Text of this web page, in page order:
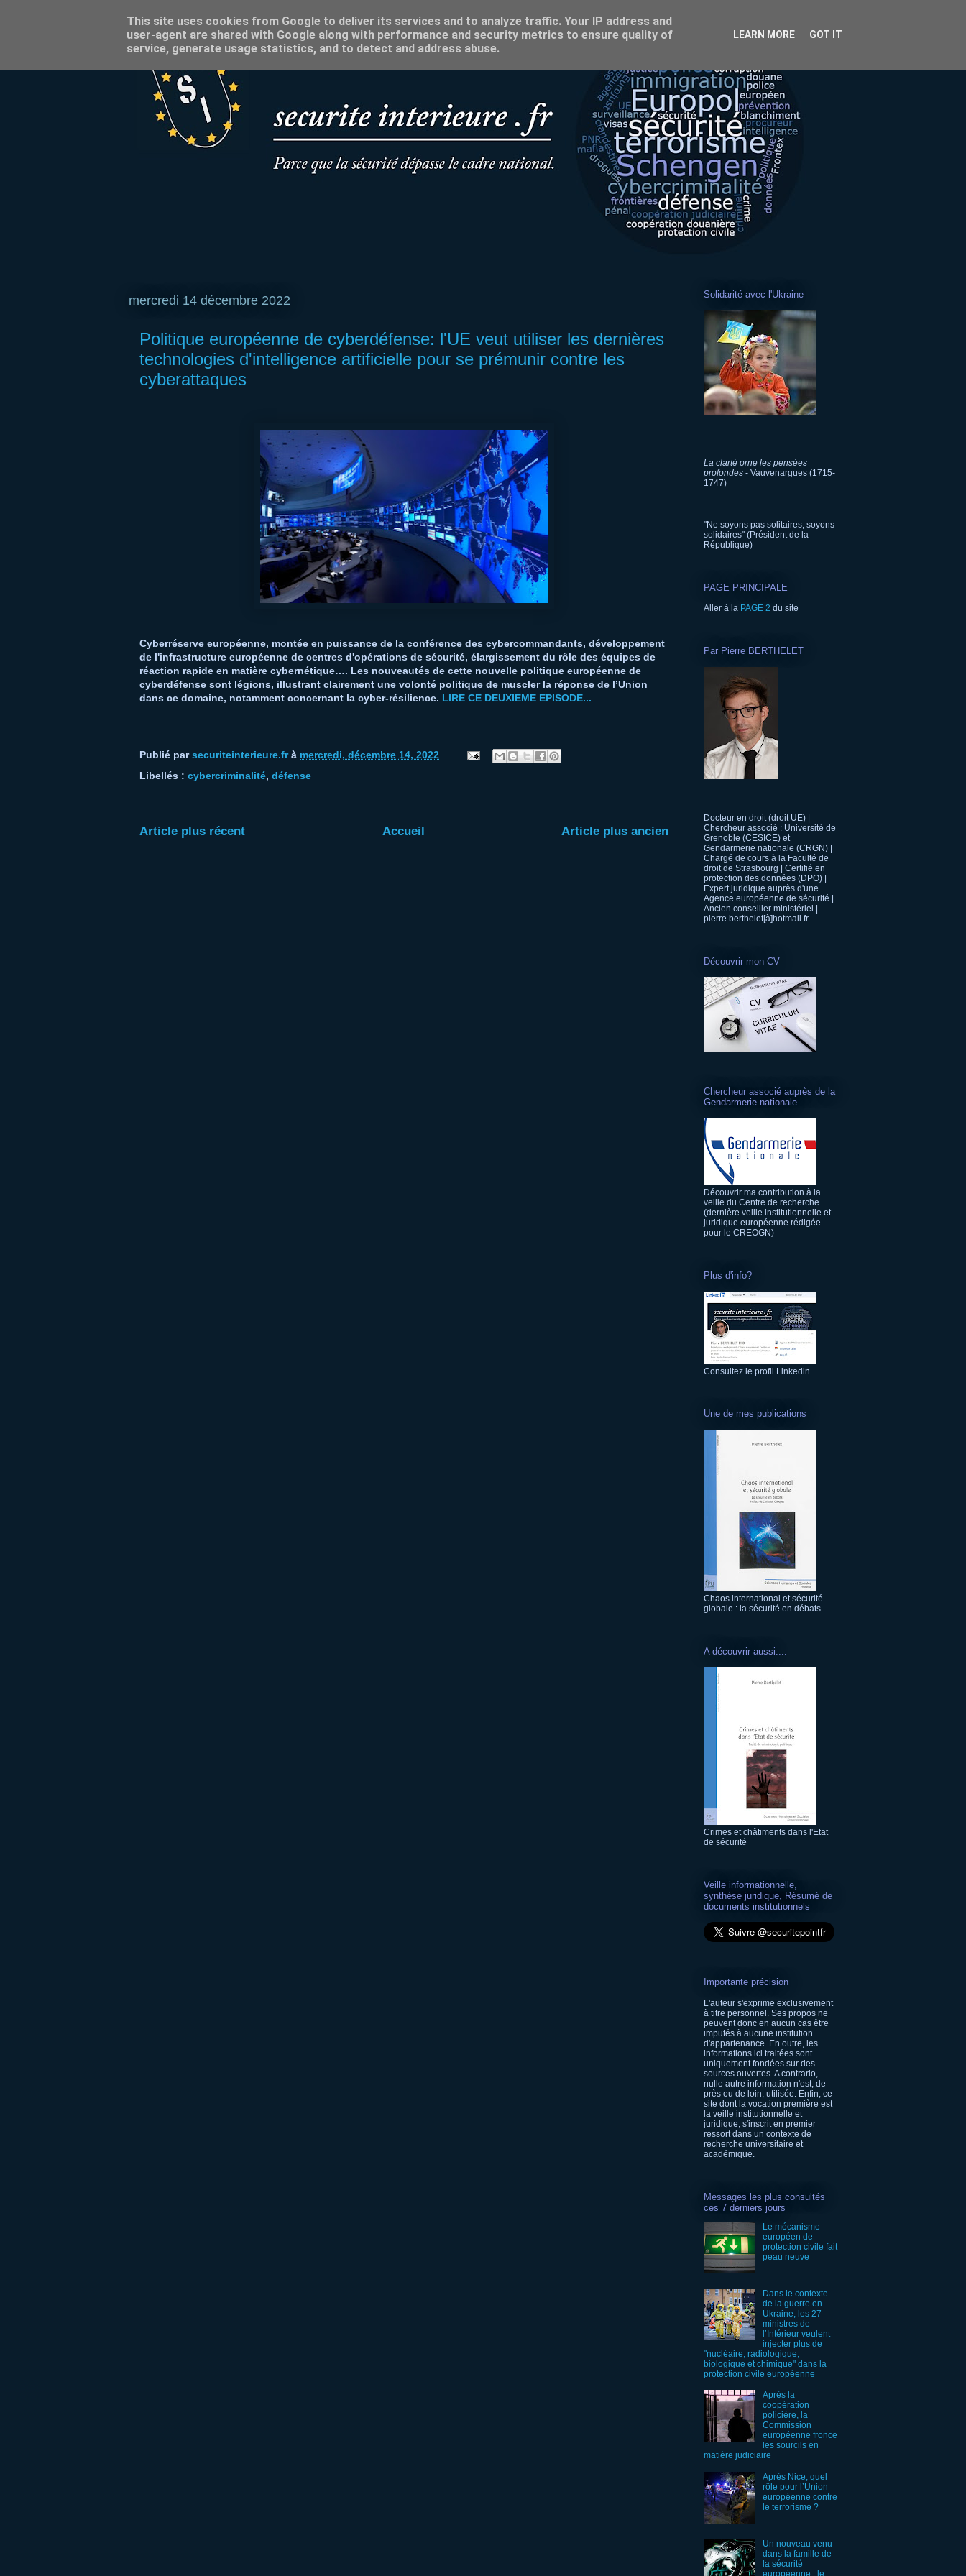
mercredi 14 décembre 2022
Politique européenne de cyberdéfense: l'UE veut utiliser les dernières
technologies d'intelligence artificielle pour se prémunir contre les
cyberattaques
Cyberréserve européenne, montée en puissance de la conférence des cybercommandants, développement
de l'infrastructure européenne de centres d'opérations de sécurité, élargissement du rôle des équipes de
réaction rapide en matière cybernétique…. Les nouveautés de cette nouvelle politique européenne de
cyberdéfense sont légions, illustrant clairement une volonté politique de muscler la réponse de l’Union
dans ce domaine, notamment concernant la cyber-résilience. LIRE CE DEUXIEME EPISODE...
Publié parsecuriteinterieure.fr à mercredi, décembre 14, 2022
Libellés : cybercriminalité, défense
Article plus récent Article plus ancien
Accueil
Solidarité avec l'Ukraine
La clarté orne les pensées
profondes - Vauvenargues (1715-
1747)
"Ne soyons pas solitaires, soyons
solidaires" (Président de la
République)
PAGE PRINCIPALE
Aller à la PAGE 2 du site
Par Pierre BERTHELET
Docteur en droit (droit UE) |
Chercheur associé : Université de
Grenoble (CESICE) et
Gendarmerie nationale (CRGN) |
Chargé de cours à la Faculté de
droit de Strasbourg | Certifié en
protection des données (DPO) |
Expert juridique auprès d'une
Agence européenne de sécurité |
Ancien conseiller ministériel |
pierre.berthelet[à]hotmail.fr
Découvrir mon CV
Chercheur associé auprès de la
Gendarmerie nationale
Découvrir ma contribution à la
veille du Centre de recherche
(dernière veille institutionnelle et
juridique européenne rédigée
pour le CREOGN)
Plus d'info?
Consultez le profil Linkedin
Une de mes publications
Chaos international et sécurité
globale : la sécurité en débats
A découvrir aussi....
Crimes et châtiments dans l'Etat
de sécurité
Veille informationnelle,
synthèse juridique, Résumé de
documents institutionnels
Importante précision
L'auteur s'exprime exclusivement
à titre personnel. Ses propos ne
peuvent donc en aucun cas être
imputés à aucune institution
d'appartenance. En outre, les
informations ici traitées sont
uniquement fondées sur des
sources ouvertes. A contrario,
nulle autre information n'est, de
près ou de loin, utilisée. Enfin, ce
site dont la vocation première est
la veille institutionnelle et
juridique, s'inscrit en premier
ressort dans un contexte de
recherche universitaire et
académique.
Messages les plus consultés
ces 7 derniers jours
Le mécanisme
européen de
protection civile fait
peau neuve
Dans le contexte
de la guerre en
Ukraine, les 27
ministres de
l’Intérieur veulent
injecter plus de
"nucléaire, radiologique,
biologique et chimique" dans la
protection civile européenne
Après la
coopération
policière, la
Commission
européenne fronce
les sourcils en
matière judiciaire
Après Nice, quel
rôle pour l’Union
européenne contre
le terrorisme ?
Un nouveau venu
dans la famille de
la sécurité
européenne : le
This site uses cookies from Google to deliver its services and to analyze traffic. Your IP address and
user-agent are shared with Google along with performance and security metrics to ensure quality of
service, generate usage statistics, and to detect and address abuse.
LEARN MORE GOT IT